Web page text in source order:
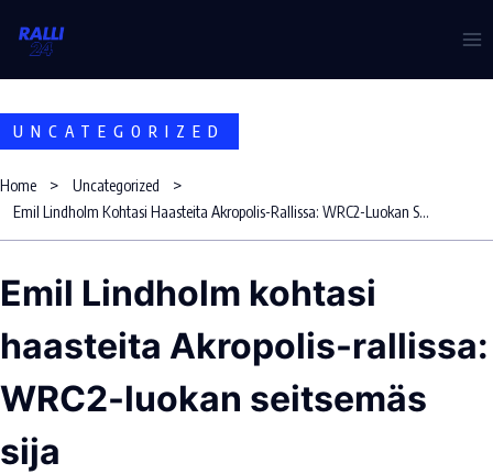
UNCATEGORIZED
Home
Uncategorized
Emil Lindholm Kohtasi Haasteita Akropolis-Rallissa: WRC2-Luokan Seitsemäs Sija
Emil Lindholm kohtasi
haasteita Akropolis-rallissa:
WRC2-luokan seitsemäs
sija